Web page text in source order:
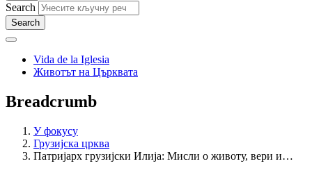
Search
Vida de la Iglesia
Животът на Църквата
Breadcrumb
У фокусу
Грузијска црква
Патријарх грузијски Илија: Мисли о животу, вери и…